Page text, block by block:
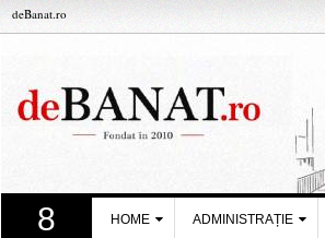
deBanat.ro
8 HOME ADMINISTRAȚIE